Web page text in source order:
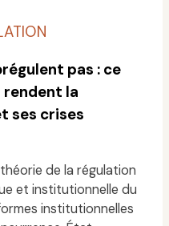
pas : ce
la
ses crises
de la régulation
et institutionnelle du
institutionnelles